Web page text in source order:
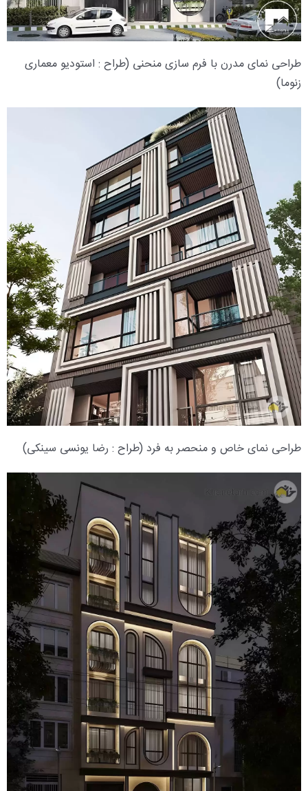
طراحی نمای مدرن با فرم سازی منحنی (طراح : استودیو معماری
زنوما)
طراحی نمای خاص و منحصر به فرد (طراح : رضا یونسی سینکی)